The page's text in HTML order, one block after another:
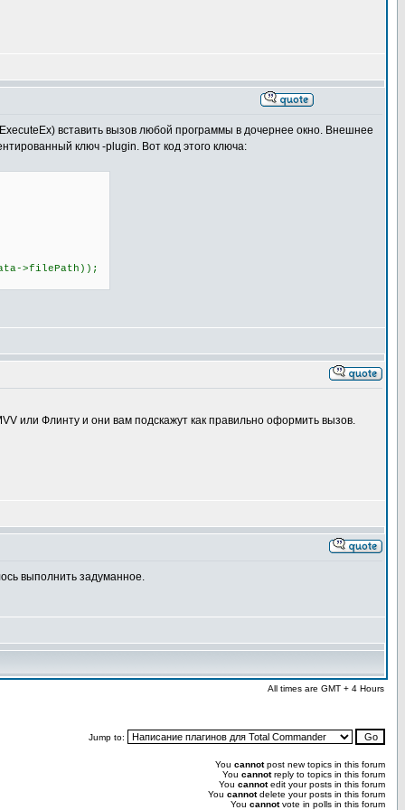
вставить вызов любой программы в дочернее окно. Внешнее
ключ -plugin. Вот код этого ключа:
>filePath));
или Флинту и они вам подскажут как правильно оформить вызов.
выполнить задуманное.
All times are GMT + 4 Hours
Jump to:
You cannotpost new topics in this forum
You cannotreply to topics in this forum
You cannotedit your posts in this forum
You cannotdelete your posts in this forum
You cannotvote in polls in this forum